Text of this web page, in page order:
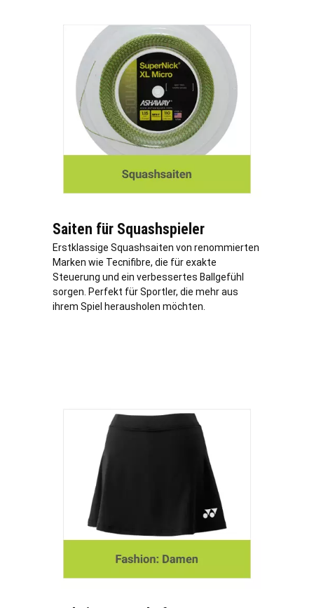
Saiten für Squashspieler
Erstklassige Squashsaiten von renommierten
Marken wie Tecnifibre, die für exakte
Steuerung und ein verbessertes Ballgefühl
sorgen. Perfekt für Sportler, die mehr aus
ihrem Spiel herausholen möchten.